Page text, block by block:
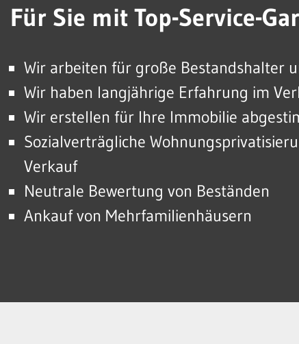
Für Sie mit Top-Service-
Wir arbeiten für große Bestandshalter
Wir haben langjährige Erfahrung im
Wir erstellen für Ihre Immobilie
Sozialverträgliche
Verkauf
Neutrale Bewertung von Beständen
Ankauf von Mehrfamilienhäusern